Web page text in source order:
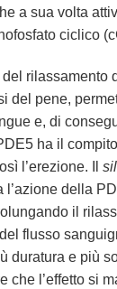
a sua volta
ciclico
del rilassamento
del pene,
e, di
ha il
l’erezione. Il
l’azione della
il
flusso
duratura e più
che l’effetto si